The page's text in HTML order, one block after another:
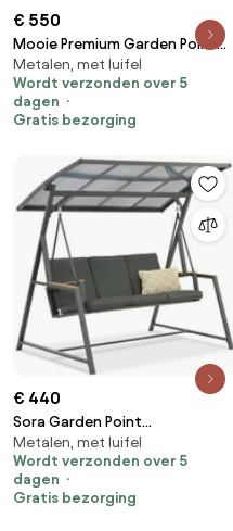
€ 550
Mooie Premium Garden Point
metalen tuinschommel grijs
Metalen, met luifel
Wordt verzonden over 5
dagen
Gratis bezorging
€ 440
Sora Garden Point
tuinschommel
Metalen, met luifel
Wordt verzonden over 5
dagen
Gratis bezorging